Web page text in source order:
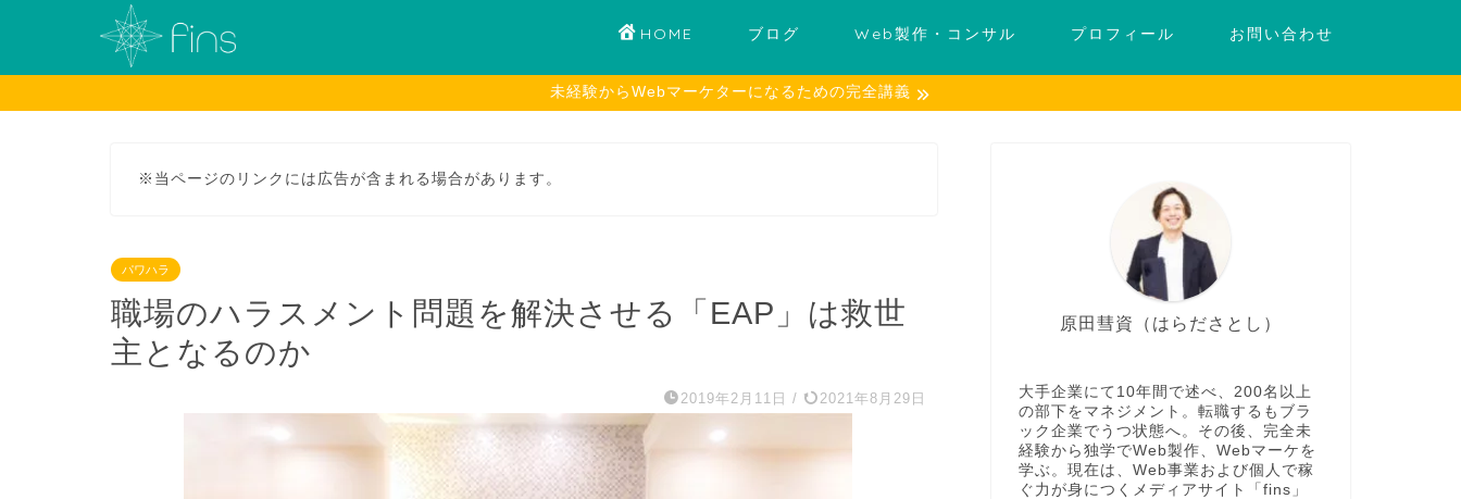
HOME ブログ Web製作・コンサル プロフィール お問い合わせ
未経験からWebマーケターになるための完全講義
※当ページのリンクには広告が含まれる場合があります。
パワハラ
職場のハラスメント問題を解決させる「EAP」は救世
主となるのか
2019年2月11日 / 2021年8月29日
原田彗資（はらださとし）
大手企業にて10年間で述べ、200名以上
の部下をマネジメント。転職するもブラ
ック企業でうつ状態へ。その後、完全未
経験から独学でWeb製作、Webマーケを
学ぶ。現在は、Web事業および個人で稼
ぐ力が身につくメディアサイト「fins」